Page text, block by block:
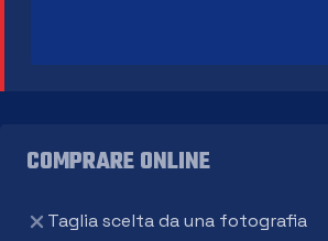
COMPRARE ONLINE
Taglia scelta da una fotografia